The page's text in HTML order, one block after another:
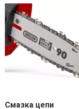
Смазка цепи